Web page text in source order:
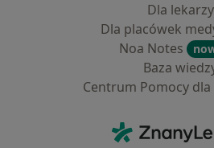
Dla lekarzy
Dla placówek
Noa Notes
Baza
Centrum Pomocy dla